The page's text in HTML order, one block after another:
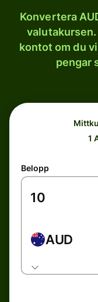
Konvertera
kontot om du
pengar
1
Belopp
AUD